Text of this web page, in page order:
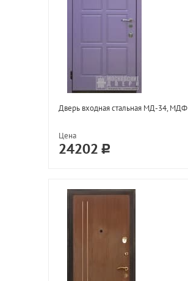
Дверь входная стальная МД-34, МДФ
Цена
24202